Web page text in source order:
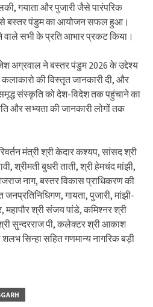
गयाता और पुजारी जैसे पारंपरिक
बस्तर पंडुम का आयोजन सफल हुआ।
सभी के प्रति आभार प्रकट किया।
अग्रवाल ने बस्तर पंडुम 2026 के उद्देश्य
की विस्तृत जानकारी दी, और
संस्कृति को देश-विदेश तक पहुंचाने का
और सभ्यता की जानकारी लोगों तक
मंत्री श्री केदार कश्यप, सांसद श्री
श्रीमती बुधरी ताती, श्री हेमचंद मांझी,
नाग, बस्तर विकास प्राधिकरण की
गायता, पुजारी, मांझी-
श्री संजय पांडे, कमिश्नर श्री
सुन्दरराज पी, कलेक्टर श्री आकाश
सिन्हा सहित गणमान्य नागरिक बड़ी